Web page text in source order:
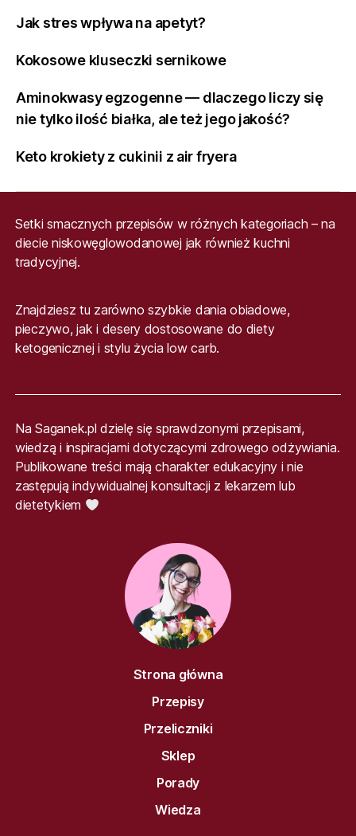
Jak stres wpływa na apetyt?
Kokosowe kluseczki sernikowe
Aminokwasy egzogenne — dlaczego liczy się
nie tylko ilość białka, ale też jego jakość?
Keto krokiety z cukinii z air fryera
Setki smacznych przepisów w różnych kategoriach – na
diecie niskowęglowodanowej jak również kuchni
tradycyjnej.
Znajdziesz tu zarówno szybkie dania obiadowe,
pieczywo, jak i desery dostosowane do diety
ketogenicznej i stylu życia low carb.
Na Saganek.pl dzielę się sprawdzonymi przepisami,
wiedzą i inspiracjami dotyczącymi zdrowego odżywiania.
Publikowane treści mają charakter edukacyjny i nie
zastępują indywidualnej konsultacji z lekarzem lub
dietetykiem
Strona główna
Przepisy
Przeliczniki
Sklep
Porady
Wiedza